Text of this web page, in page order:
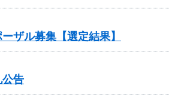
ザル募集【選定結果】
公告